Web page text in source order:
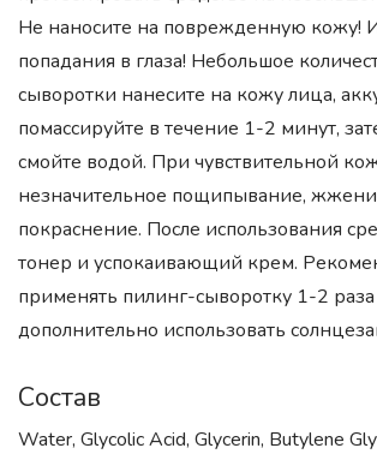
Не наносите на поврежденную кожу!
попадания в глаза! Небольшое
сыворотки нанесите на кожу лица,
помассируйте в течение 1-2 минут,
смойте водой. При чувствительной
незначительное пощипывание,
покраснение. После использования
тонер и успокаивающий крем.
применять пилинг-сыворотку 1-2
дополнительно использовать
Состав
Water, Glycolic Acid, Glycerin, Butylene